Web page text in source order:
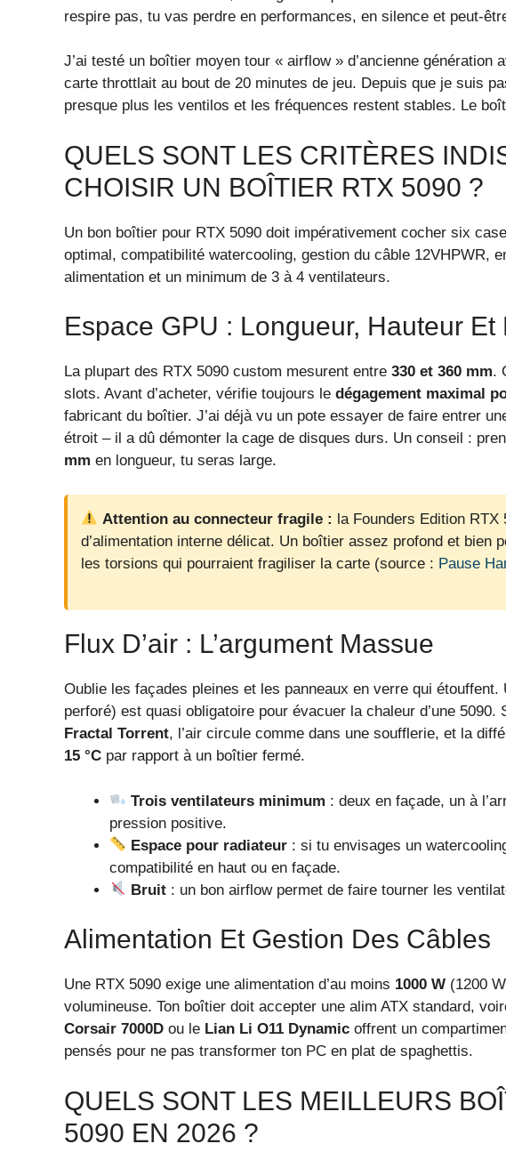
respire pas, tu vas perdre en performances, en silence et peut-
J’ai testé un boîtier moyen tour « airflow » d’ancienne génération
carte throttlait au bout de 20 minutes de jeu. Depuis que je suis
presque plus les ventilos et les fréquences restent stables. Le
QUELS SONT LES CRITÈRES
CHOISIR UN BOÎTIER RTX 5090 ?
Un bon boîtier pour RTX 5090 doit impérativement cocher six
optimal, compatibilité watercooling, gestion du câble 12VHPWR,
alimentation et un minimum de 3 à 4 ventilateurs.
Espace GPU : Longueur, Hauteur Et
La plupart des RTX 5090 custom mesurent entre 330 et 360 mm.
slots. Avant d’acheter, vérifie toujours le dégagement maximal
fabricant du boîtier. J’ai déjà vu un pote essayer de faire entrer
étroit – il a dû démonter la cage de disques durs. Un conseil :
mm en longueur, tu seras large.
Attention au connecteur fragile : la Founders Edition RTX
d’alimentation interne délicat. Un boîtier assez profond et bien
les torsions qui pourraient fragiliser la carte (source : Pause
Flux D’air : L’argument Massue
Oublie les façades pleines et les panneaux en verre qui étouffent.
perforé) est quasi obligatoire pour évacuer la chaleur d’une 5090.
Fractal Torrent, l’air circule comme dans une soufflerie, et la
15 °C par rapport à un boîtier fermé.
Trois ventilateurs minimum : deux en façade, un à
pression positive.
Espace pour radiateur : si tu envisages un
compatibilité en haut ou en façade.
Bruit : un bon airflow permet de faire tourner les
Alimentation Et Gestion Des Câbles
Une RTX 5090 exige une alimentation d’au moins 1000 W (1200
volumineuse. Ton boîtier doit accepter une alim ATX standard,
Corsair 7000D ou le Lian Li O11 Dynamic offrent un
pensés pour ne pas transformer ton PC en plat de spaghettis.
QUELS SONT LES MEILLEURS
5090 EN 2026 ?